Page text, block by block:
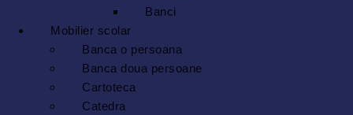
Banci
Mobilier scolar
Banca o persoana
Banca doua persoane
Cartoteca
Catedra